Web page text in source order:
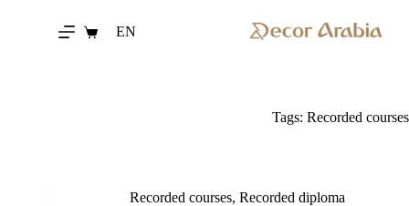
المحتوى
EN
عربة
Tags: Recorded courses
Recorded courses, Recorded diploma